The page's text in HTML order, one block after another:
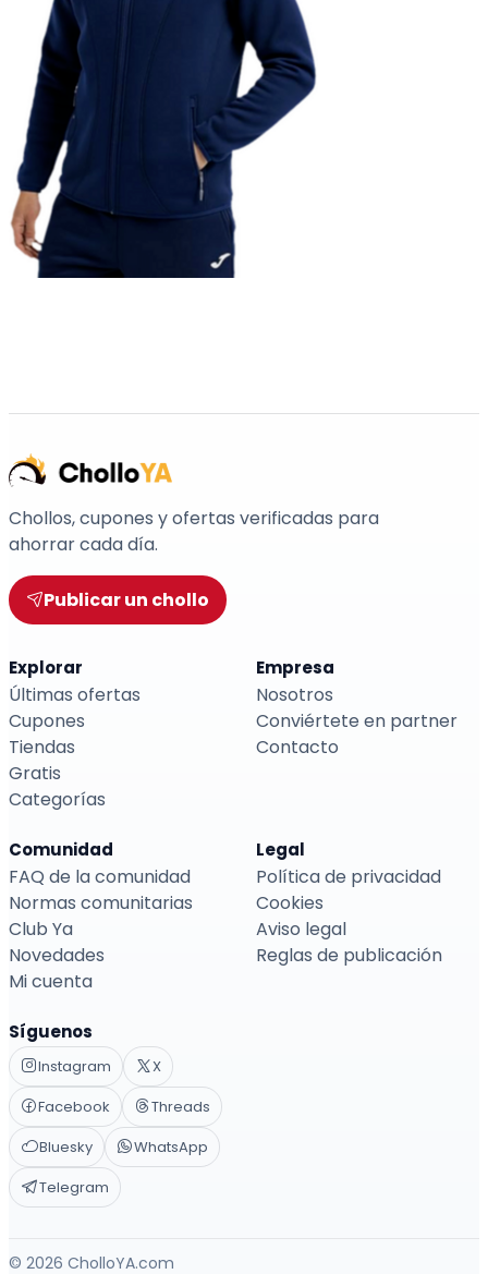
Chollos, cupones y ofertas verificadas para
ahorrar cada día.
Publicar un chollo
Explorar
Últimas ofertas
Cupones
Tiendas
Gratis
Categorías
Empresa
Nosotros
Conviértete en partner
Contacto
Comunidad
FAQ de la comunidad
Normas comunitarias
Club Ya
Novedades
Mi cuenta
Legal
Política de privacidad
Cookies
Aviso legal
Reglas de publicación
Síguenos
Instagram
X
Facebook
Threads
Bluesky
WhatsApp
Telegram
© 2026 CholloYA.com